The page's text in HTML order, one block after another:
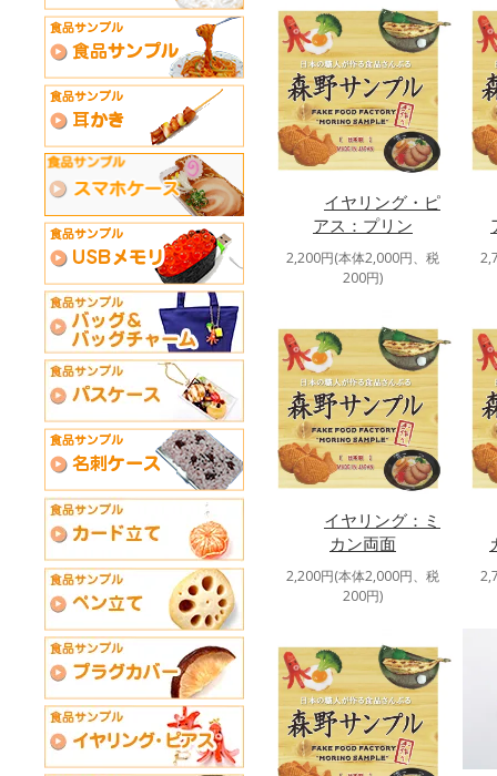
イヤリング・ピ
アス：プリン
2,200円(本体2,000円、税
200円)
イヤリング：ミ
カン両面
2,200円(本体2,000円、税
200円)